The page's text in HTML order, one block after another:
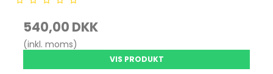
540,00 DKK
(inkl. moms)
VIS PRODUKT